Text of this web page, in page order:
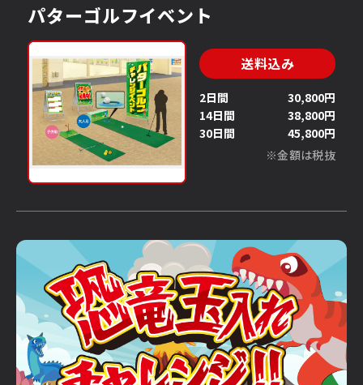
パターゴルフイベント
送料込み
2日間
30,800円
14日間
38,800円
30日間
45,800円
※金額は税抜